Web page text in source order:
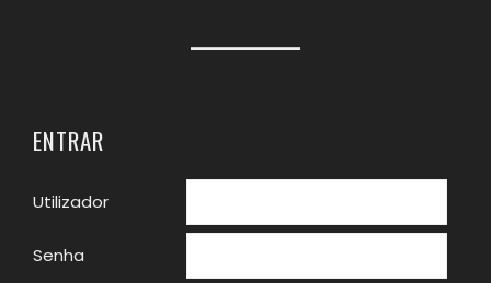
ENTRAR
Utilizador
Senha